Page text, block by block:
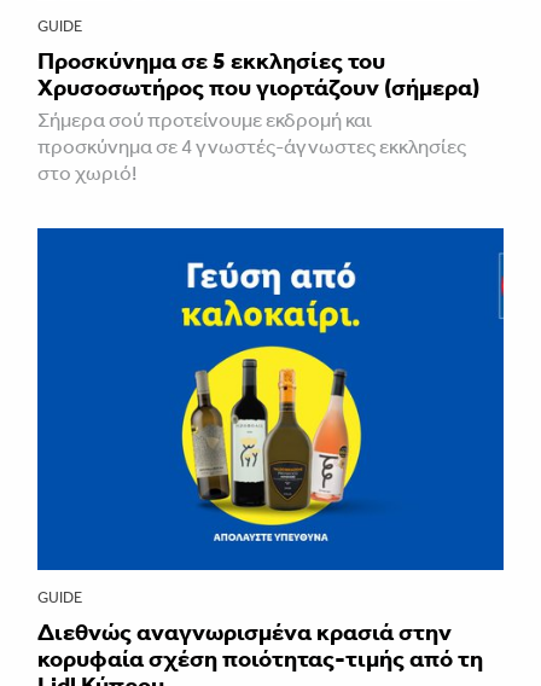
GUIDE
Προσκύνημα σε 5 εκκλησίες του
Χρυσοσωτήρος που γιορτάζουν (σήμερα)
Σήμερα σού προτείνουμε εκδρομή και
προσκύνημα σε 4 γνωστές-άγνωστες εκκλησίες
στο χωριό!
GUIDE
Διεθνώς αναγνωρισμένα κρασιά στην
κορυφαία σχέση ποιότητας-τιμής από τη